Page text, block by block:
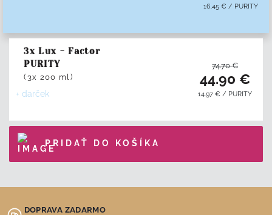
16.45 € / PURITY
3x Lux - Factor
PURITY
(3x 200 ml)
+ darček
74.70 €
44.90 €
14.97 € / PURITY
PRIDAŤ DO KOŠÍKA
DOPRAVA ZADARMO